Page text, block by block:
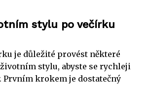
stylu po večírku
je důležité provést některé
stylu, abyste se rychleji
krokem je dostatečný